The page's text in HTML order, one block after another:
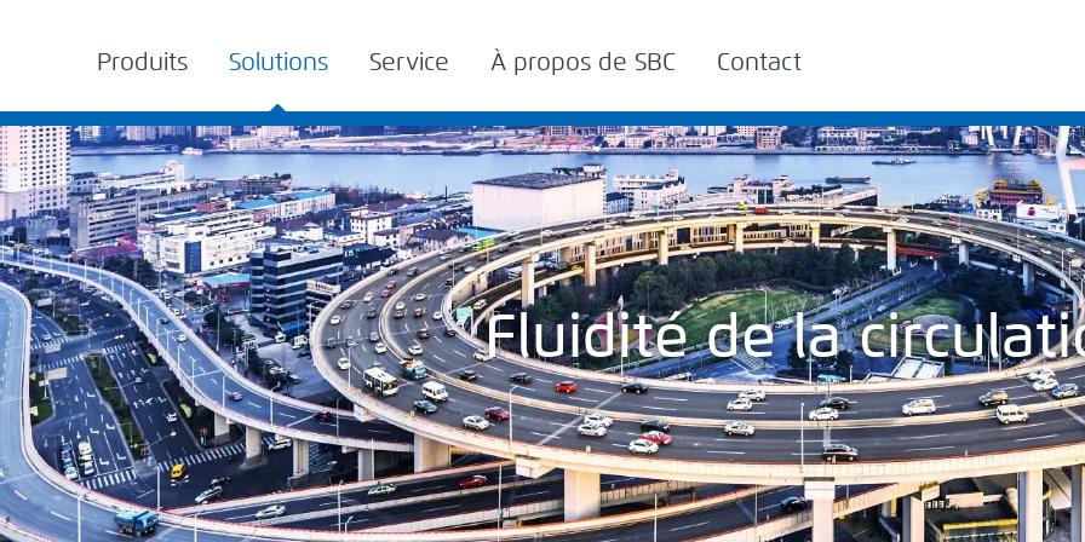
Produits Solutions Service À propos de SBC Contact
Fluidité de la